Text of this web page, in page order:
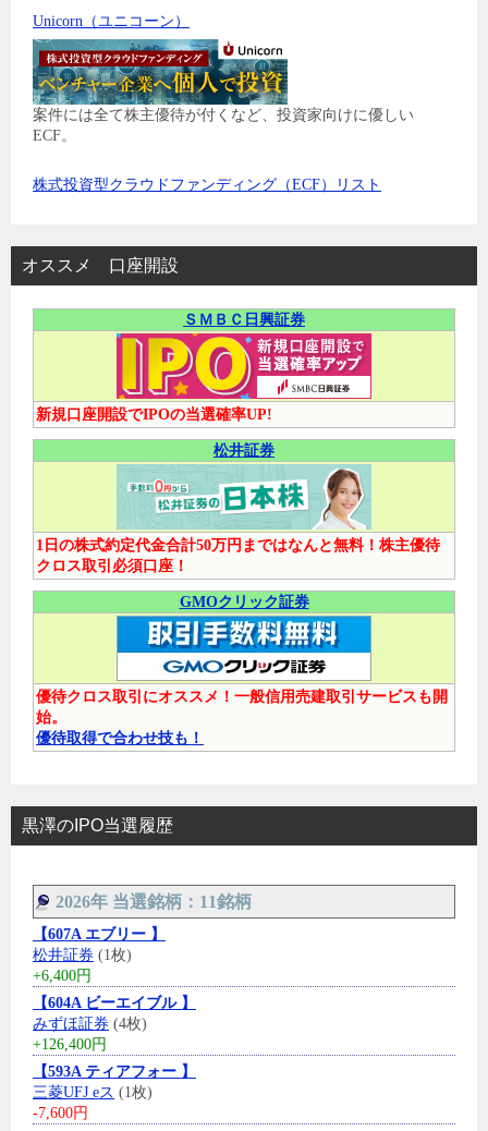
Unicorn（ユニコーン）
案件には全て株主優待が付くなど、投資家向けに優しい
ECF。
株式投資型クラウドファンディング（ECF）リスト
オススメ 口座開設
ＳＭＢＣ日興証券
新規口座開設でIPOの当選確率UP!
松井証券
1日の株式約定代金合計50万円まではなんと無料！株主優待
クロス取引必須口座！
GMOクリック証券
優待クロス取引にオススメ！一般信用売建取引サービスも開
始。
優待取得で合わせ技も！
黒澤のIPO当選履歴
2026年 当選銘柄：11銘柄
【607A エブリー 】
松井証券 (1枚)
+6,400円
【604A ビーエイブル 】
みずほ証券 (4枚)
+126,400円
【593A ティアフォー 】
三菱UFJ eス (1枚)
-7,600円